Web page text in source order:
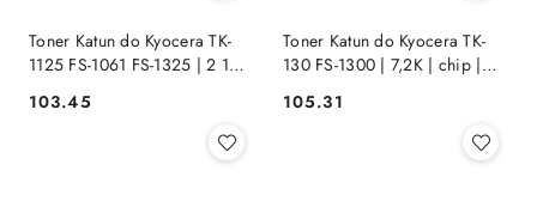
Toner Katun do Kyocera TK-
1125 FS-1061 FS-1325 | 2 100
Cena:
103.45
Toner Katun do Kyocera TK-
130 FS-1300 | 7,2K | chip |
Cena:
105.31